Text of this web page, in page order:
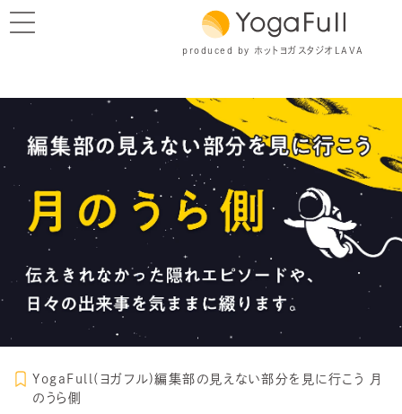
produced by ホットヨガスタジオLAVA
YogaFull(ヨガフル)編集部の見えない部分を見に行こう 月
のうら側